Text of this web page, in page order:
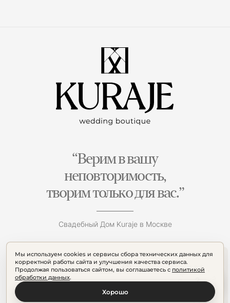
Мы используем cookies и сервисы сбора технических данных для
корректной работы сайта и улучшения качества сервиса.
Продолжая пользоваться сайтом, вы соглашаетесь с политикой
обработки данных.
Хорошо
“Верим в вашу
неповторимость,
творим только для вас.”
Свадебный Дом Kuraje в Москве